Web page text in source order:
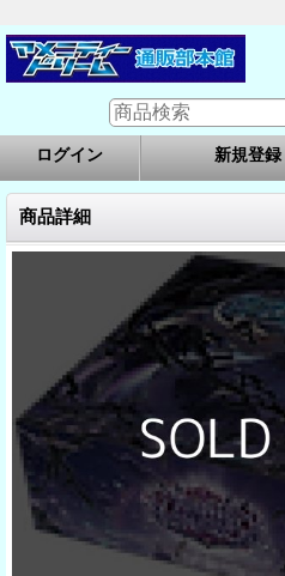
ログイン 新規登録
商品詳細